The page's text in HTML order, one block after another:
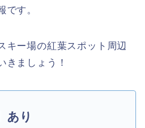
です。
キー場の紅葉スポット周辺
きましょう！
あり